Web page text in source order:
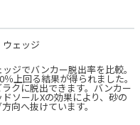
ジでバンカー脱出率を比較。
上回る結果が得られました。
クに脱出できます。バンカー
ソールXの効果により、砂の
向へ抜けています。